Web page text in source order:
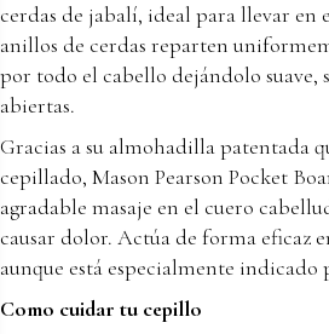
cerdas de jabalí, ideal para llevar en
anillos de cerdas reparten
por todo el cabello dejándolo suave,
abiertas.
Gracias a su almohadilla patentada
cepillado, Mason Pearson Pocket
agradable masaje en el cuero
causar dolor. Actúa de forma eficaz
aunque está especialmente indicado
Como cuidar tu cepillo